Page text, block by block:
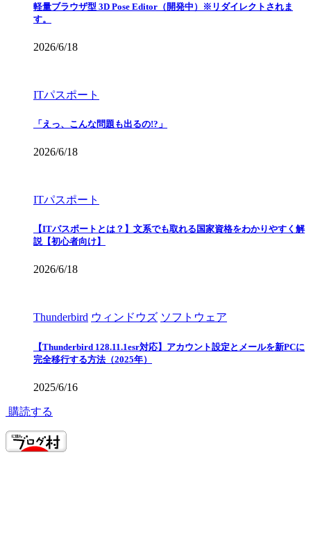
軽量ブラウザ型 3D Pose Editor（開発中）※リダイレクトされま
す。
2026/6/18
ITパスポート
「えっ、こんな問題も出るの!?」
2026/6/18
ITパスポート
【ITパスポートとは？】文系でも取れる国家資格をわかりやすく解
説【初心者向け】
2026/6/18
Thunderbird ウィンドウズ ソフトウェア
【Thunderbird 128.11.1esr対応】アカウント設定とメールを新PCに
完全移行する方法（2025年）
2025/6/16
購読する